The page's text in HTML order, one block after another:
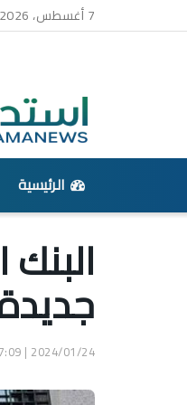
7 أغسطس، 2026 | 2:32 ص
الرئيسية
جديدة
2024/01/24 | 7:09 مساءً